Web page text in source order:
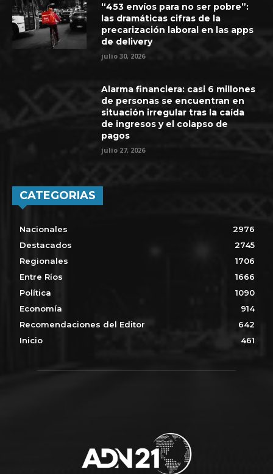
“453 envíos para no ser pobre”:
las dramáticas cifras de la
precarización laboral en las apps
de delivery
julio 30, 2026
Alarma financiera: casi 6 millones
de personas se encuentran en
situación irregular tras la caída
de ingresos y el colapso de
pagos
julio 27, 2026
CATEGORIAS
Nacionales
2976
Destacados
2745
Regionales
1706
Entre Ríos
1666
Política
1090
Economía
914
Recomendaciones del Editor
642
Inicio
461